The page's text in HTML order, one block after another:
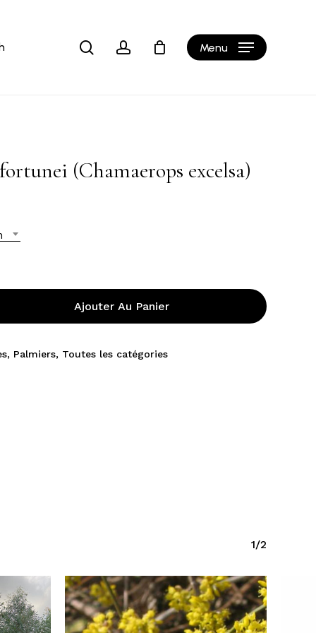
searchaccount Menu Cart
(Chamaerops excelsa)
Ajouter Au Panier
, Palmiers, Toutes les catégories
1/2